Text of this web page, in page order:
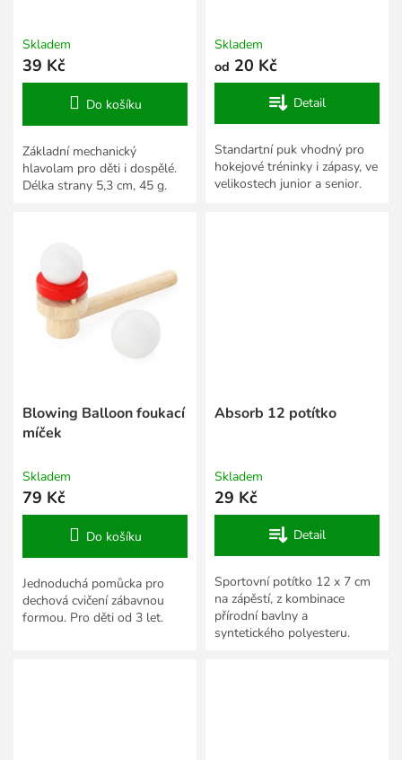
Skladem
39 Kč
Do košíku
Základní mechanický
hlavolam pro děti i dospělé.
Délka strany 5,3 cm, 45 g.
Skladem
od 20 Kč
Detail
Standartní puk vhodný pro
hokejové tréninky i zápasy, ve
velikostech junior a senior.
Blowing Balloon foukací
míček
Skladem
79 Kč
Do košíku
Jednoduchá pomůcka pro
dechová cvičení zábavnou
formou. Pro děti od 3 let.
Absorb 12 potítko
Skladem
29 Kč
Detail
Sportovní potítko 12 x 7 cm
na zápěstí, z kombinace
přírodní bavlny a
syntetického polyesteru.